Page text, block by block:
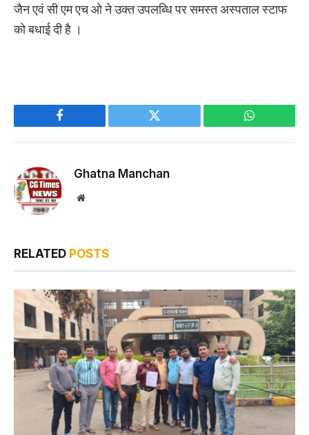
जैन एवं सी एम एच ओ ने उक्त उपलब्धि पर समस्त अस्पताल स्टाफ
को बधाई दी है ।
Facebook Twitter WhatsApp
Ghatna Manchan
Website
RELATED POSTS